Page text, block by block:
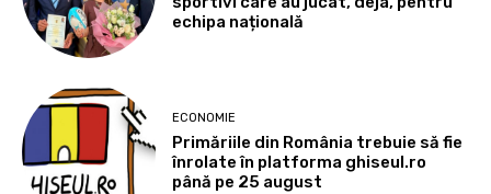
echipa națională
ECONOMIE
Primăriile din România trebuie să fie
înrolate în platforma ghiseul.ro
până pe 25 august